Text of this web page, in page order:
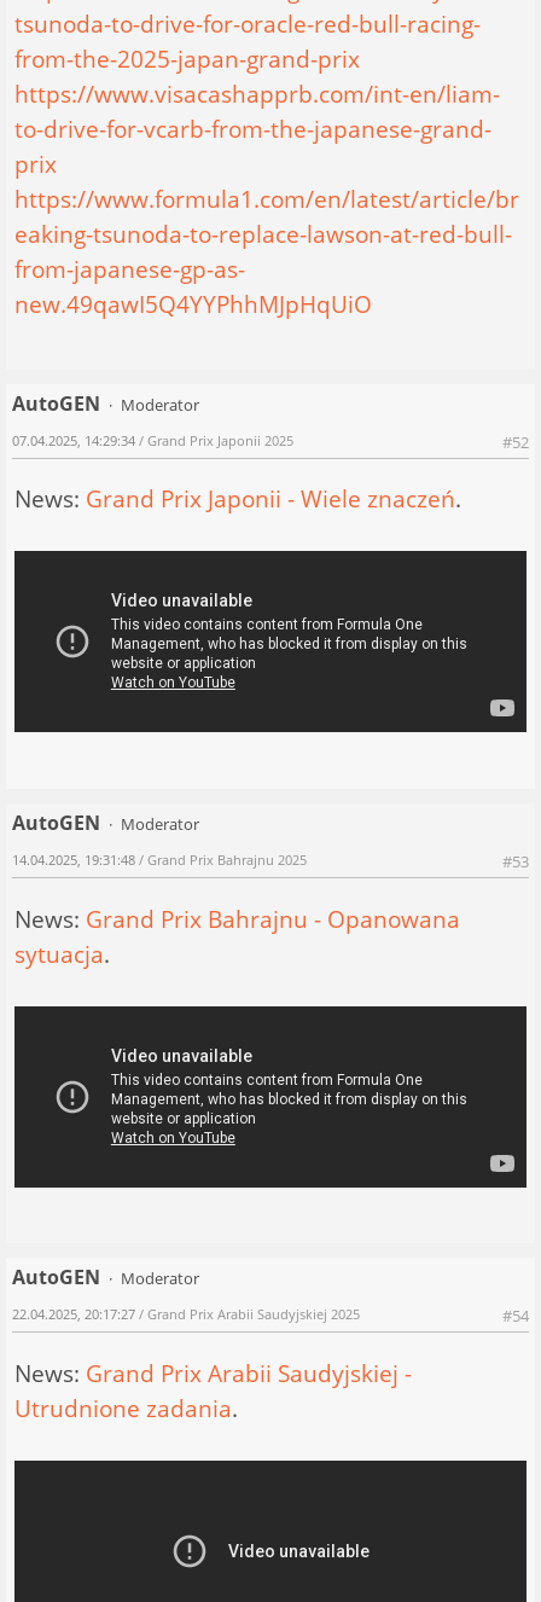
tsunoda-to-drive-for-oracle-red-bull-racing-
from-the-2025-japan-grand-prix
https://www.visacashapprb.com/int-en/liam-
to-drive-for-vcarb-from-the-japanese-grand-
prix
https://www.formula1.com/en/latest/article/br
eaking-tsunoda-to-replace-lawson-at-red-bull-
from-japanese-gp-as-
new.49qawI5Q4YYPhhMJpHqUiO
AutoGEN
Moderator
#52
07.04.2025, 14:29:34 / Grand Prix Japonii 2025
News: Grand Prix Japonii - Wiele znaczeń.
AutoGEN
Moderator
#53
14.04.2025, 19:31:48 / Grand Prix Bahrajnu 2025
News: Grand Prix Bahrajnu - Opanowana
sytuacja.
AutoGEN
Moderator
#54
22.04.2025, 20:17:27 / Grand Prix Arabii Saudyjskiej 2025
News: Grand Prix Arabii Saudyjskiej -
Utrudnione zadania.